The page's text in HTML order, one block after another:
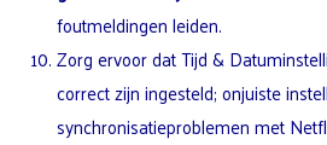
foutmeldingen leiden.
Zorg ervoor dat Tijd &
correct zijn ingesteld; onjuiste
synchronisatieproblemen met